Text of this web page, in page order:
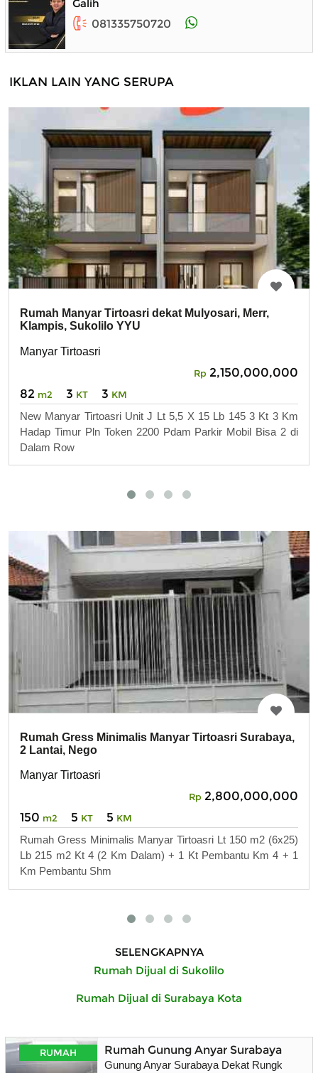
Galih
081335750720
IKLAN LAIN YANG SERUPA
Rumah Manyar Tirtoasri dekat Mulyosari, Merr,
Klampis, Sukolilo YYU
Manyar Tirtoasri
Rp 2,150,000,000
82 m2 3 KT 3 KM
New Manyar Tirtoasri Unit J Lt 5,5 X 15 Lb 145 3 Kt 3 Km
Hadap Timur Pln Token 2200 Pdam Parkir Mobil Bisa 2 di
Dalam Row
Rumah Gress Minimalis Manyar Tirtoasri Surabaya,
2 Lantai, Nego
Manyar Tirtoasri
Rp 2,800,000,000
150 m2 5 KT 5 KM
Rumah Gress Minimalis Manyar Tirtoasri Lt 150 m2 (6x25)
Lb 215 m2 Kt 4 (2 Km Dalam) + 1 Kt Pembantu Km 4 + 1
Km Pembantu Shm
SELENGKAPNYA
Rumah Dijual di Sukolilo
Rumah Dijual di Surabaya Kota
RUMAH Rumah Gunung Anyar Surabaya
Gunung Anyar Surabaya Dekat Rungkut